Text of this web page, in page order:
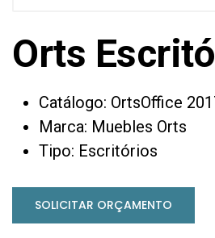
Orts
Catálogo: OrtsOffice
Marca: Muebles Orts
Tipo: Escritórios
SOLICITAR ORÇAMENTO